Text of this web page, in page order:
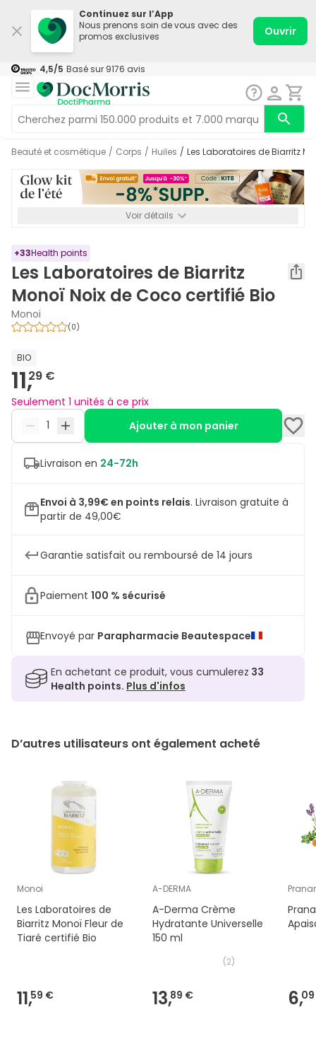
Continuez sur l’App
Nous prenons soin de vous avec des
promos exclusives
Ouvrir
4,5/5 Basé sur 9176 avis
Beauté et cosmétique / Corps / Huiles / Les Laboratoires de Biarritz
Voir détails
+33Health points
Les Laboratoires de Biarritz
Monoï Noix de Coco certifié Bio
Monoi
(0)
BIO
11,29 €
Seulement 1 unités à ce prix
Ajouter à mon panier
Livraison en 24-72h
Envoi à 3,99€ en points relais. Livraison gratuite à
partir de 49,00€
Garantie satisfait ou remboursé de 14 jours
Paiement 100 % sécurisé
Envoyé par Parapharmacie Beautespace
En achetant ce produit, vous cumulerez 33
Health points. Plus d'infos
D’autres utilisateurs ont également acheté
Monoi
Les Laboratoires de
Biarritz Monoï Fleur de
Tiaré certifié Bio
11,59 €
A-DERMA
A-Derma Crème
Hydratante Universelle
150 ml
(2)
13,89 € 6,